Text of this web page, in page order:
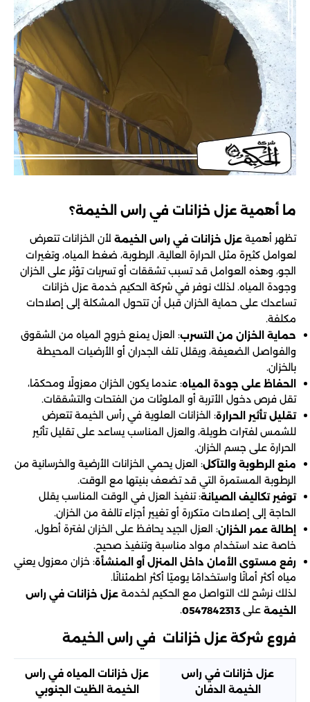
ما أهمية عزل خزانات في راس الخيمة؟
تظهر أهمية عزل خزانات في راس الخيمة لأن الخزانات تتعرض
لعوامل كثيرة مثل الحرارة العالية، الرطوبة، ضغط المياه، وتغيرات
الجو، وهذه العوامل قد تسبب تشققات أو تسربات تؤثر على الخزان
وجودة المياه. لذلك نوفر في شركة الحكيم خدمة عزل خزانات
تساعدك على حماية الخزان قبل أن تتحول المشكلة إلى إصلاحات
مكلفة.
حماية الخزان من التسرب: العزل يمنع خروج المياه من الشقوق
والفواصل الضعيفة، ويقلل تلف الجدران أو الأرضيات المحيطة
بالخزان.
الحفاظ على جودة المياه: عندما يكون الخزان معزولًا ومحكمًا،
تقل فرص دخول الأتربة أو الملوثات من الفتحات والتشققات.
تقليل تأثير الحرارة: الخزانات العلوية في رأس الخيمة تتعرض
للشمس لفترات طويلة، والعزل المناسب يساعد على تقليل تأثير
الحرارة على جسم الخزان.
منع الرطوبة والتآكل: العزل يحمي الخزانات الأرضية والخرسانية من
الرطوبة المستمرة التي قد تضعف بنيتها مع الوقت.
توفير تكاليف الصيانة: تنفيذ العزل في الوقت المناسب يقلل
الحاجة إلى إصلاحات متكررة أو تغيير أجزاء تالفة من الخزان.
إطالة عمر الخزان: العزل الجيد يحافظ على الخزان لفترة أطول،
خاصة عند استخدام مواد مناسبة وتنفيذ صحيح.
رفع مستوى الأمان داخل المنزل أو المنشأة: خزان معزول يعني
مياه أكثر أمانًا واستخدامًا يوميًا أكثر اطمئنانًا.
لذلك نرشح لك التواصل مع الحكيم لخدمة عزل خزانات في راس
الخيمة على 0547842313
.
فروع شركة عزل خزانات في راس الخيمة
عزل خزانات في راس
الخيمة الدفان
عزل خزانات المياه في راس
الخيمة الظيت الجنوبي